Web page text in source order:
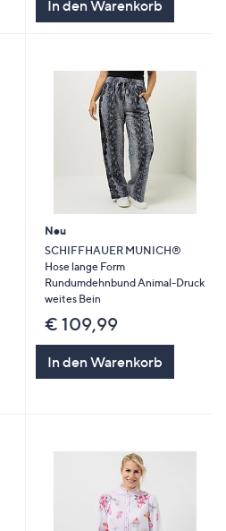
In den Warenkorb
Neu
SCHIFFHAUER MUNICH®
Hose lange Form
Rundumdehnbund Animal-Druck
weites Bein
€ 109,99
In den Warenkorb